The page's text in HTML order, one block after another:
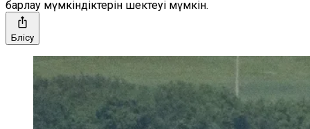
барлау мүмкіндіктерін шектеуі мүмкін.
Бөлісу